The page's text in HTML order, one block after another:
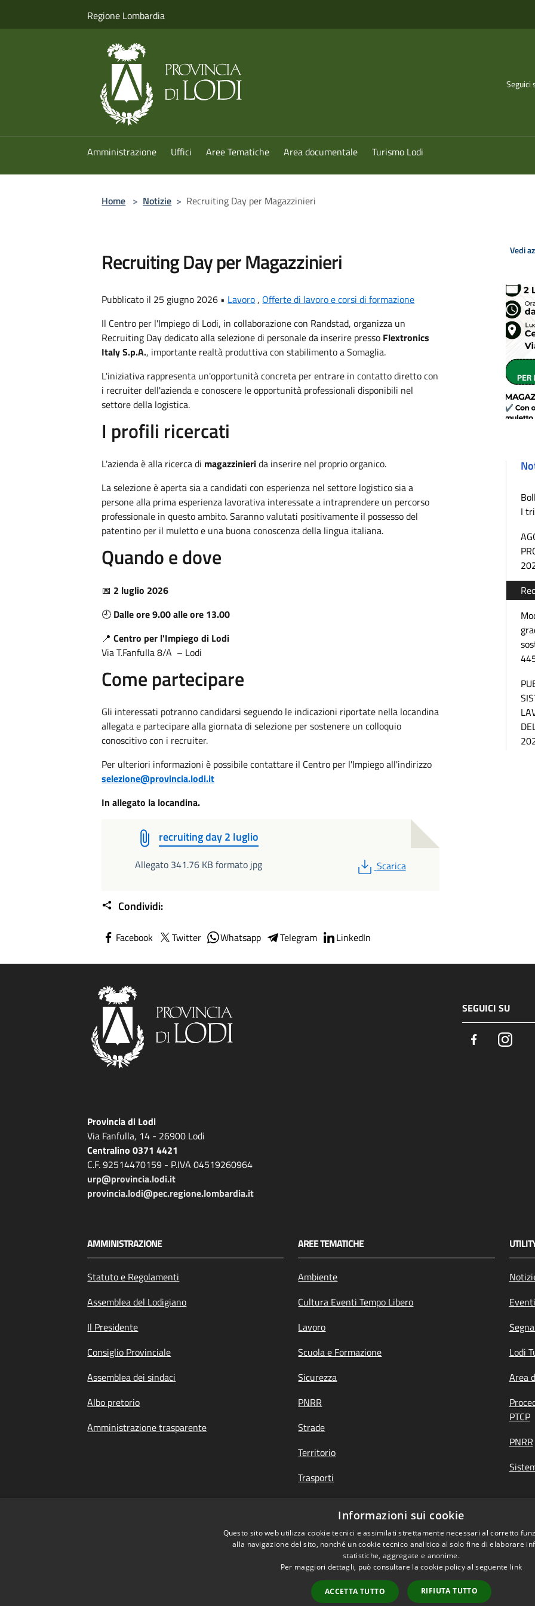
Regione Lombardia
Seguici
Amministrazione Uffici Aree Tematiche Area documentale Turismo Lodi
Home > Notizie > Recruiting Day per Magazzinieri
Recruiting Day per Magazzinieri
Pubblicato il 25 giugno 2026 • Lavoro, Offerte di lavoro e corsi di formazione
Il Centro per l'Impiego di Lodi, in collaborazione con Randstad, organizza un
Recruiting Day dedicato alla selezione di personale da inserire presso Flextronics
Italy S.p.A., importante realtà produttiva con stabilimento a Somaglia.
L'iniziativa rappresenta un'opportunità concreta per entrare in contatto diretto con
i recruiter dell'azienda e conoscere le opportunità professionali disponibili nel
settore della logistica.
I profili ricercati
L'azienda è alla ricerca di magazzinierida inserire nel proprio organico.
La selezione è aperta sia a candidati con esperienza nel settore logistico sia a
persone alla prima esperienza lavorativa interessate a intraprendere un percorso
professionale in questo ambito. Saranno valutati positivamente il possesso del
patentino per il muletto e una buona conoscenza della lingua italiana.
Quando e dove
📅 2 luglio 2026
🕘 Dalle ore 9.00 alle ore 13.00
📍Centro per l'Impiego di Lodi
Via T.Fanfulla 8/A – Lodi
Come partecipare
Gli interessati potranno candidarsi seguendo le indicazioni riportate nella locandina
allegata e partecipare alla giornata di selezione per sostenere un colloquio
conoscitivo con i recruiter.
Per ulteriori informazioni è possibile contattare il Centro per l'Impiego all'indirizzo
selezione@provincia.lodi.it
In allegato la locandina.
recruiting day 2 luglio
Allegato 341.76 KB formato jpg PDF
Scarica
Condividi:
Facebook Twitter Whatsapp Telegram LinkedIn
Vedi
I
SEGUICI SU
Facebook
Provincia di Lodi
Via Fanfulla, 14 - 26900 Lodi
Centralino 0371 4421
C.F. 92514470159 - P.IVA 04519260964
urp@provincia.lodi.it
provincia.lodi@pec.regione.lombardia.it
AMMINISTRAZIONE
Statuto e Regolamenti
Assemblea del Lodigiano
Il Presidente
Consiglio Provinciale
Assemblea dei sindaci
Albo pretorio
Amministrazione trasparente
AREE TEMATICHE
Ambiente
Cultura Eventi Tempo Libero
Lavoro
Scuola e Formazione
Sicurezza
PNRR
Strade
Territorio
Trasporti
Eventi
Lodi
Area
PTCP
PNRR
Meccanismo di Feedback |Obiettivi accessibilità
Informazioni sui cookie
Questo sito web utilizza cookie tecnici e assimilati strettamente necessari al corretto
alla navigazione del sito, nonché un cookie tecnico analitico al solo fine di elaborare
statistiche, aggregate e anonime.
Per maggiori dettagli, può consultare la cookie policy al seguente link
ACCETTA TUTTO RIFIUTA TUTTO